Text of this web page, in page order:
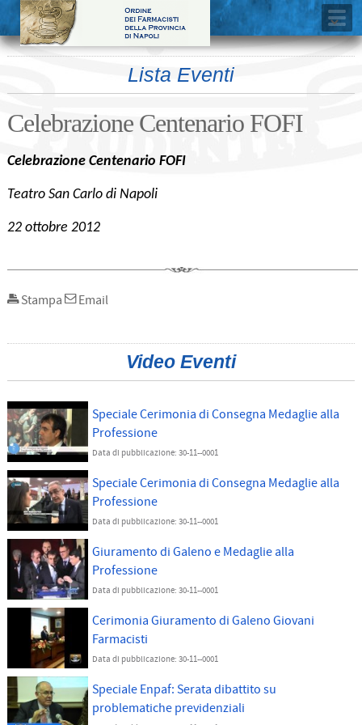
Lista Eventi
Celebrazione Centenario FOFI
Celebrazione Centenario FOFI
Teatro San Carlo di Napoli
22 ottobre 2012
Stampa Email
Video Eventi
Speciale Cerimonia di Consegna Medaglie alla
Professione
Data di pubblicazione: 30-11--0001
Speciale Cerimonia di Consegna Medaglie alla
Professione
Data di pubblicazione: 30-11--0001
Giuramento di Galeno e Medaglie alla
Professione
Data di pubblicazione: 30-11--0001
Cerimonia Giuramento di Galeno Giovani
Farmacisti
Data di pubblicazione: 30-11--0001
Speciale Enpaf: Serata dibattito su
problematiche previdenziali